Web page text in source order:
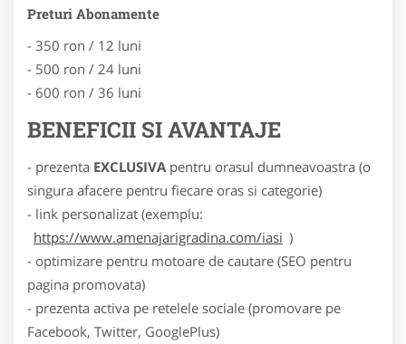
Preturi Abonamente
- 350 ron / 12 luni
- 500 ron / 24 luni
- 600 ron / 36 luni
BENEFICII SI AVANTAJE
- prezenta EXCLUSIVA pentru orasul dumneavoastra (o
singura afacere pentru fiecare oras si categorie)
- link personalizat (exemplu:
https://www.amenajarigradina.com/iasi )
- optimizare pentru motoare de cautare (SEO pentru
pagina promovata)
- prezenta activa pe retelele sociale (promovare pe
Facebook, Twitter, GooglePlus)